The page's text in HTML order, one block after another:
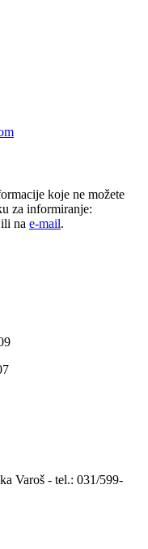
koje ne možete
za informiranje:
na e-mail.
Varoš - tel.: 031/599-